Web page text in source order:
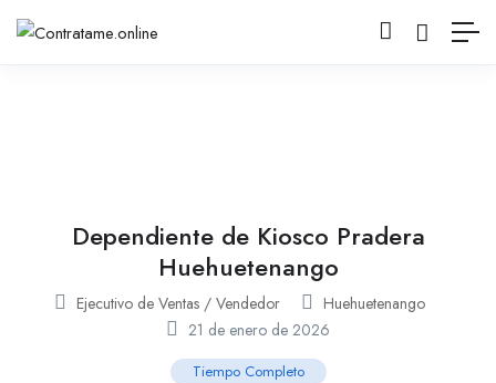
Dependiente de Kiosco Pradera
Huehuetenango
Ejecutivo de Ventas / Vendedor
Huehuetenango
21 de enero de 2026
Tiempo Completo